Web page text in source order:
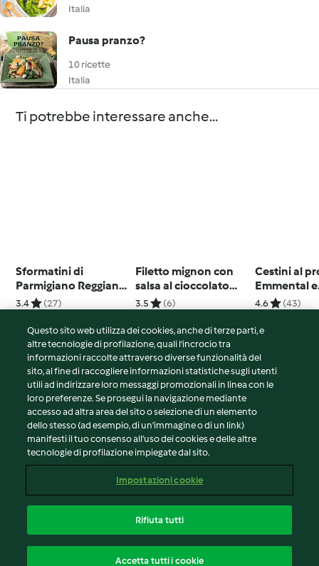
Italia
Pausa pranzo?
10 ricette
Italia
Ti potrebbe interessare anche...
Sformatini di
Parmigiano Reggiano
su letto di verdure
stufate a vapore con
aceto balsamico
3.4 (27)
Filetto mignon con
salsa al cioccolato
speziata
3.5 (6)
Cestini al
Emmental e
pomodori
4.6 (43)
© Copyright 2026
Termini del servizio
Informativa sulla privacy
Avvertenze generali
Note legali
Contenuto del rapporto
Dichiarazione di accessibilità
Questo sito web utilizza dei cookies, anche di terze parti, e
altre tecnologie di profilazione, quali l’incrocio tra
informazioni raccolte attraverso diverse funzionalità del
sito, al fine di raccogliere informazioni statistiche sugli utenti
utili ad indirizzare loro messaggi promozionali in linea con le
loro preferenze. Se prosegui la navigazione mediante
accesso ad altra area del sito o selezione di un elemento
dello stesso (ad esempio, di un'immagine o di un link)
manifesti il tuo consenso all'uso dei cookies e delle altre
tecnologie di profilazione impiegate dal sito.
Impostazioni cookie
Rifiuta tutti
Accetta tutti i cookie